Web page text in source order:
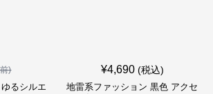
)
るシルエ
¥4,690 (税込)
地雷系ファッション 黒色 アクセ